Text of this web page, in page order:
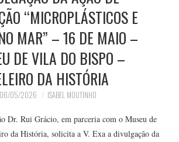
“MICROPLÁSTICOS E
MAR” – 16 DE MAIO –
DE VILA DO BISPO –
DA HISTÓRIA
06/05/2026 ISABEL MOUTINHO
Dr. Rui Grácio, em parceria com o Museu de
da História, solicita a V. Exa a divulgação da